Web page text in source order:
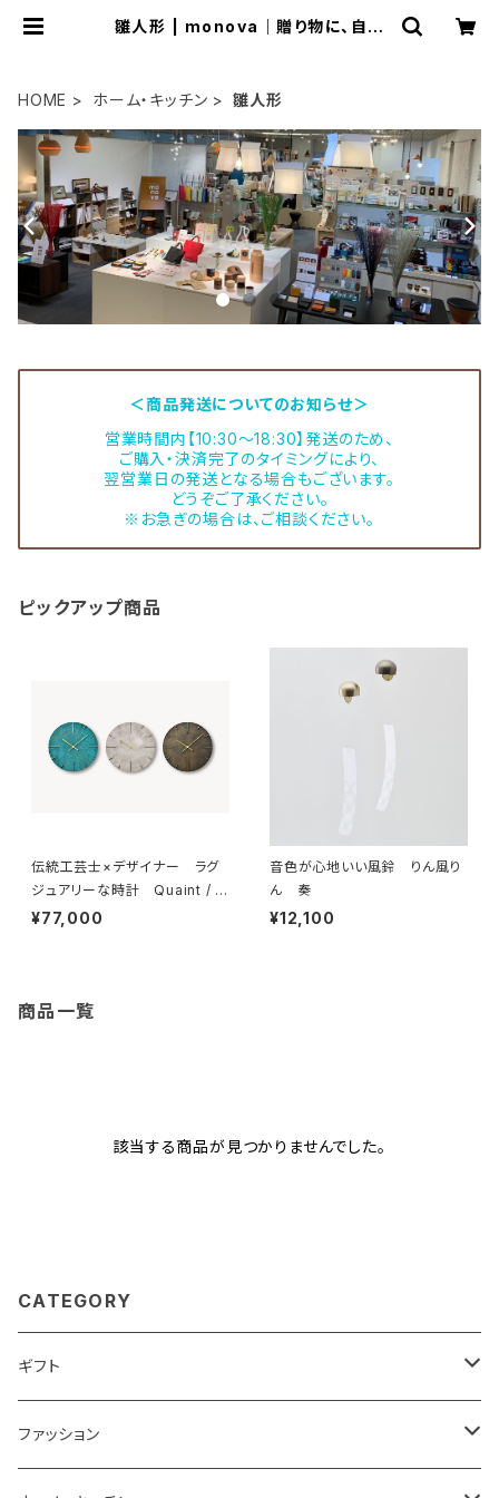
雛人形 | monova｜贈り物に、自分
HOME ホーム・キッチン 雛人形
＜商品発送についてのお知らせ＞
営業時間内【10:30～18:30】発送のため、
ご購入・決済完了のタイミングにより、
翌営業日の発送となる場合もございます。
どうぞご了承ください。
※お急ぎの場合は、ご相談ください。
ピックアップ商品
伝統工芸士×デザイナー ラグ
ジュアリーな時計 Quaint / ク
エィント
¥77,000
音色が心地いい風鈴 りん風り
ん 奏
¥12,100
商品一覧
該当する商品が見つかりませんでした。
CATEGORY
ギフト
ベストセラーギフト
ファッション